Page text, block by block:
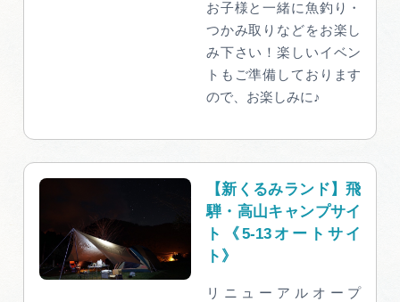
お子様と一緒に魚釣り・
つかみ取りなどをお楽し
み下さい！楽しいイベン
トもご準備しております
ので、お楽しみに♪
【新くるみランド】飛
騨・高山キャンプサイ
ト《5-13オートサイ
ト》
リニューアルオープ